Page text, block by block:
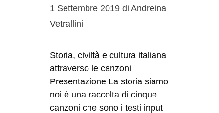
1 Settembre 2019 diAndreina
Vetrallini
Storia, civiltà e cultura italiana
attraverso le canzoni
Presentazione La storia siamo
noi è una raccolta di cinque
canzoni che sono i testi input